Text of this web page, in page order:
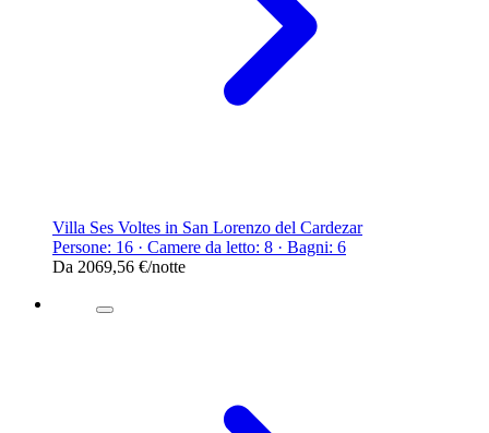
Villa Ses Voltes in San Lorenzo del Cardezar
Persone: 16 · Camere da letto: 8 · Bagni: 6
Da 2069,56 €/notte